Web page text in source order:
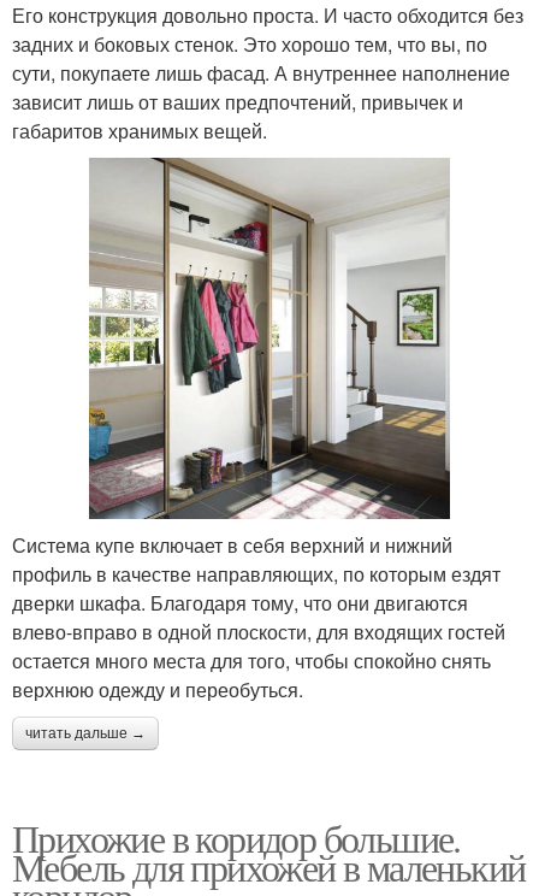
Его конструкция довольно проста. И часто обходится без
задних и боковых стенок. Это хорошо тем, что вы, по
сути, покупаете лишь фасад. А внутреннее наполнение
зависит лишь от ваших предпочтений, привычек и
габаритов хранимых вещей.
Система купе включает в себя верхний и нижний
профиль в качестве направляющих, по которым ездят
дверки шкафа. Благодаря тому, что они двигаются
влево-вправо в одной плоскости, для входящих гостей
остается много места для того, чтобы спокойно снять
верхнюю одежду и переобуться.
читать дальше →
Прихожие в коридор большие.
Мебель для прихожей в маленький